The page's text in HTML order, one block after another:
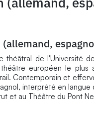
de l'Université
européen le plus
Contemporain et
interprété en langue
et au Théâtre du Pont